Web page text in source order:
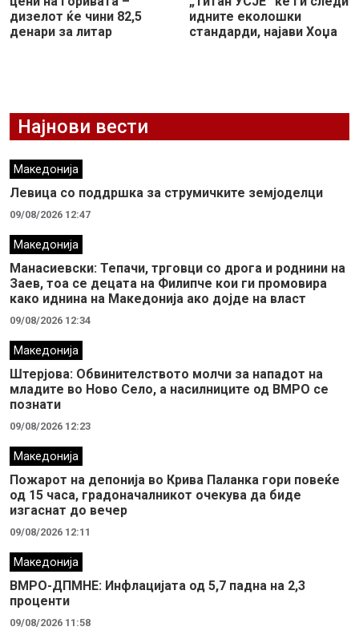
дизелот ќе чини 82,5
денари за литар
идните еколошки
стандарди, најави Хоџа
Најнови вести
Македонија
Левица со поддршка за струмичките земјоделци
09/08/2026 12:47
Македонија
Манасиевски: Тепачи, трговци со дрога и роднини на
Заев, тоа се децата на Филипче кои ги промoвира
како иднина на Македонија ако дојде на власт
09/08/2026 12:34
Македонија
Штерјова: Обвинителството молчи за нападот на
младите во Ново Село, а насилниците од ВМРО се
познати
09/08/2026 12:23
Македонија
Пожарот на депонија во Крива Паланка гори повеќе
од 15 часа, градоначалникот очекува да биде
изгаснат до вечер
09/08/2026 12:11
Македонија
ВМРО-ДПМНЕ: Инфлацијата од 5,7 падна на 2,3
проценти
09/08/2026 11:58